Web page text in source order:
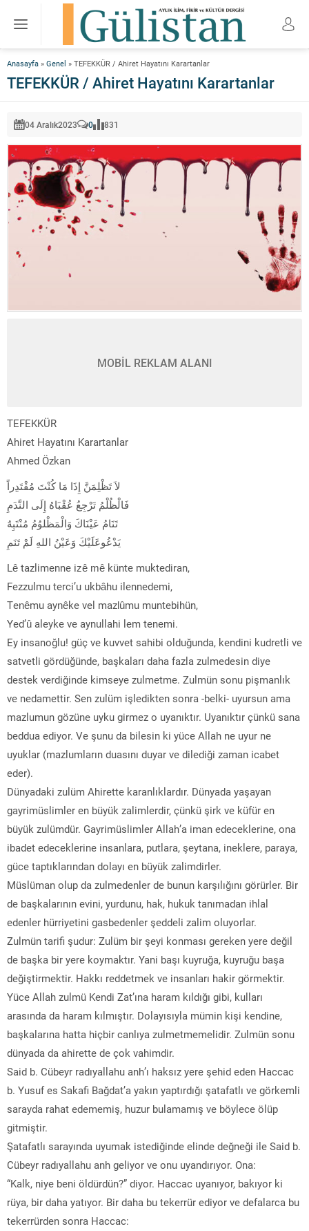
Anasayfa » Genel » TEFEKKÜR / Ahiret Hayatını Karartanlar
TEFEKKÜR / Ahiret Hayatını Karartanlar
04 Aralık2023 0 831
MOBİL REKLAM ALANI
TEFEKKÜR
Ahiret Hayatını Karartanlar
Ahmed Özkan
لاَ تَظْلِمَنَّ إِذَا مَا كُنْتَ مُقْتَدِراً
فَالْظُلْمُ تَرْجِعُ عُقْبَاهُ إِلَى النَّدَمِ
تَنَامُ عَيْنَاكَ وَالْمَظْلوُمُ مُنْتَبِهٌ
يَدْعُوعَلَيْكَ وَعَيْنُ اللهِ لَمْ تَنَمِ
Lê tazlimenne izê mê künte muktediran,
Fezzulmu terci’u ukbâhu ilennedemi,
Tenêmu aynêke vel mazlûmu muntebihün,
Yed’û aleyke ve aynullahi lem tenemi.
Ey insanoğlu! güç ve kuvvet sahibi olduğunda, kendini kudretli ve
satvetli gördüğünde, başkaları daha fazla zulmedesin diye
destek verdiğinde kimseye zulmetme. Zulmün sonu pişmanlık
ve nedamettir. Sen zulüm işledikten sonra -belki- uyursun ama
mazlumun gözüne uyku girmez o uyanıktır. Uyanıktır çünkü sana
beddua ediyor. Ve şunu da bilesin ki yüce Allah ne uyur ne
uyuklar (mazlumların duasını duyar ve dilediği zaman icabet
eder).
Dünyadaki zulüm Ahirette karanlıklardır. Dünyada yaşayan
gayrimüslimler en büyük zalimlerdir, çünkü şirk ve küfür en
büyük zulümdür. Gayrimüslimler Allah’a iman edeceklerine, ona
ibadet edeceklerine insanlara, putlara, şeytana, ineklere, paraya,
güce taptıklarından dolayı en büyük zalimdirler.
Müslüman olup da zulmedenler de bunun karşılığını görürler. Bir
de başkalarının evini, yurdunu, hak, hukuk tanımadan ihlal
edenler hürriyetini gasbedenler şeddeli zalim oluyorlar.
Zulmün tarifi şudur: Zulüm bir şeyi konması gereken yere değil
de başka bir yere koymaktır. Yani başı kuyruğa, kuyruğu başa
değiştirmektir. Hakkı reddetmek ve insanları hakir görmektir.
Yüce Allah zulmü Kendi Zat’ına haram kıldığı gibi, kulları
arasında da haram kılmıştır. Dolayısıyla mümin kişi kendine,
başkalarına hatta hiçbir canlıya zulmetmemelidir. Zulmün sonu
dünyada da ahirette de çok vahimdir.
Said b. Cübeyr radıyallahu anh’ı haksız yere şehid eden Haccac
b. Yusuf es Sakafi Bağdat’a yakın yaptırdığı şatafatlı ve görkemli
sarayda rahat edememiş, huzur bulamamış ve böylece ölüp
gitmiştir.
Şatafatlı sarayında uyumak istediğinde elinde değneği ile Said b.
Cübeyr radıyallahu anh geliyor ve onu uyandırıyor. Ona:
“Kalk, niye beni öldürdün?” diyor. Haccac uyanıyor, bakıyor ki
rüya, bir daha yatıyor. Bir daha bu tekerrür ediyor ve defalarca bu
tekerrürden sonra Haccac: